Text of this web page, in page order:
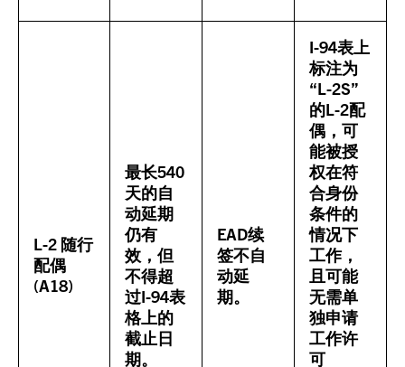
L-2 随行
配偶
(A18)
最长540
天的自
动延期
仍有
效，但
不得超
过I-94表
格上的
截止日
期。
EAD续
签不自
动延
期。
I-94表上
标注为
“L-2S”
的L-2配
偶，可
能被授
权在符
合身份
条件的
情况下
工作，
且可能
无需单
独申请
工作许
可